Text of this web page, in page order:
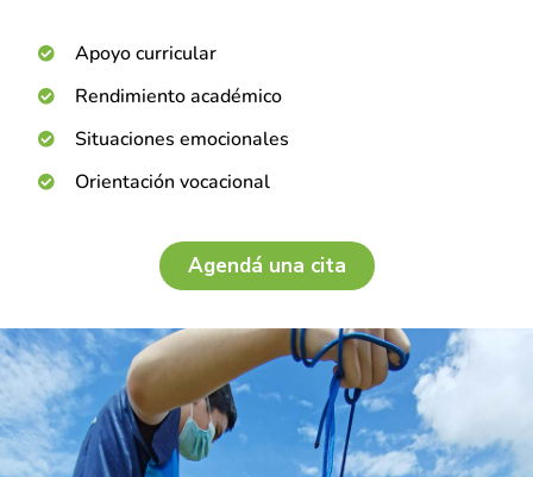
Apoyo curricular
Rendimiento académico
Situaciones emocionales
Orientación vocacional
Agendá una cita